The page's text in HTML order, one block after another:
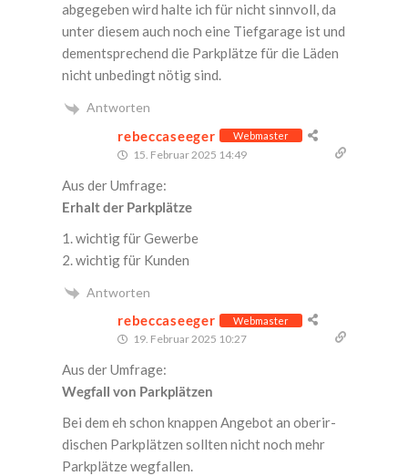
abge­ge­ben wird hal­te ich für nicht sinn­voll, da
unter die­sem auch noch eine Tief­ga­ra­ge ist und
dem­entspre­chend die Park­plät­ze für die Läden
nicht unbe­dingt nötig sind.
Antworten
rebeccaseeger Webmaster
15. Februar 2025 14:49
Aus der Umfrage:
Erhalt der Parkplätze
1. wich­tig für Gewerbe
2. wich­tig für Kunden
Antworten
rebeccaseeger Webmaster
19. Februar 2025 10:27
Aus der Umfrage:
Weg­fall von Parkplätzen
Bei dem eh schon knap­pen Ange­bot an ober­ir­
di­schen Park­plät­zen soll­ten nicht noch mehr
Park­plät­ze wegfallen.